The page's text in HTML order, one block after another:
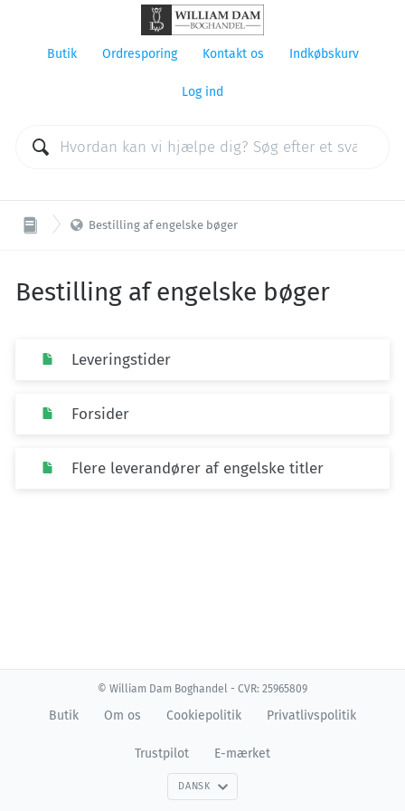
Butik Ordresporing Kontakt os Indkøbskurv
Log ind
 Bestilling af engelske bøger
Bestilling af engelske bøger
Leveringstider
Forsider
Flere leverandører af engelske titler
© William Dam Boghandel - CVR: 25965809
Butik Om os Cookiepolitik Privatlivspolitik
Trustpilot E-mærket
DANSK